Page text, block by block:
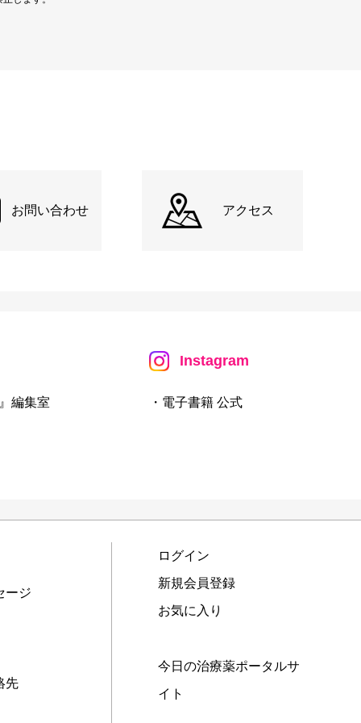
お問い合わせ アクセス
編集室
Instagram
・電子書籍 公式
ージ
先
ログイン
新規会員登録
お気に入り
今日の治療薬ポータルサ
イト